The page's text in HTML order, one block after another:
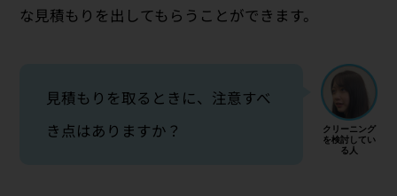
な見積もりを出してもらうことができます。
見積もりを取るときに、注意すべ
き点はありますか？